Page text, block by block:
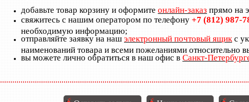
добавьте товар корзину и оформите онлайн-заказ прямо на
свяжитесь с нашим оператором по телефону +7 (812) 987-
необходимую информацию;
отправляйте заявку на наш электронный почтовый ящикс
наименований товара и всеми пожеланиями относительно
вы можете лично обратиться в наш офис в Санкт-